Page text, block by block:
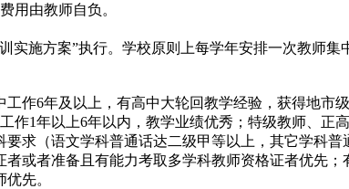
用由教师自负。
实施方案”执行。学校原则上每学年安排一次教师集
作6年及以上，有高中大轮回教学经验，获得地市
1年以上6年以内，教学业绩优秀；特级教师、正高
求（语文学科普通话达二级甲等以上，其它学科普
或者准备且有能力考取多学科教师资格证者优先；
先。